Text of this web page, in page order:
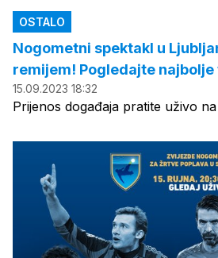
OSTALO
Nogometni spektakl u
remijem! Pogledajte
15.09.2023 18:32
Prijenos događaja pratite uživo